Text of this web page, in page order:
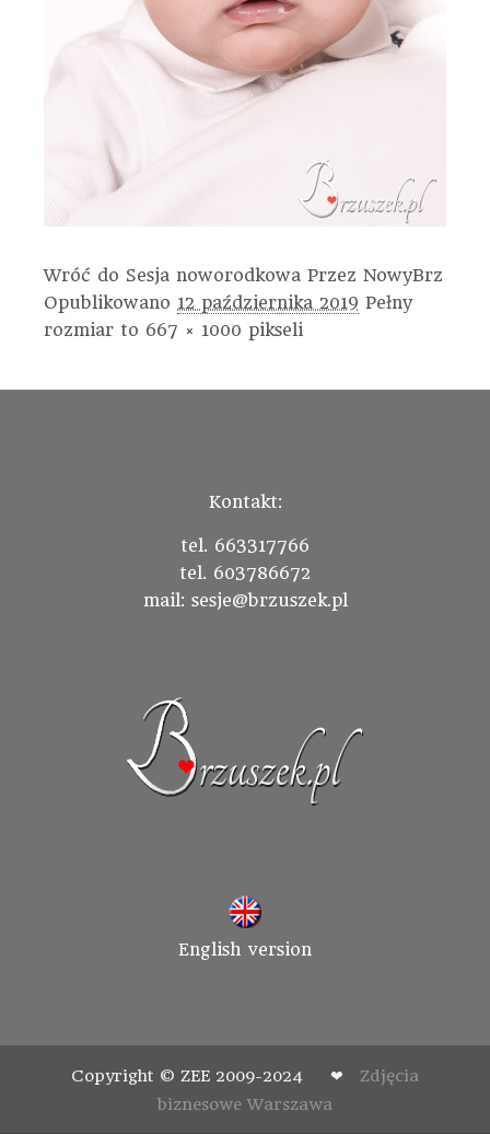
Wróć do Sesja noworodkowa Przez NowyBrz
Opublikowano 12 października 2019 Pełny
rozmiar to 667 × 1000 pikseli
Kontakt:
tel. 663317766
tel. 603786672
mail: sesje@brzuszek.pl
English version
Copyright © ZEE 2009-2024 ❤ Zdjęcia
biznesowe Warszawa